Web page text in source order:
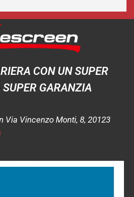
CON UN SUPER
GARANZIA
Via Vincenzo Monti, 8, 20123